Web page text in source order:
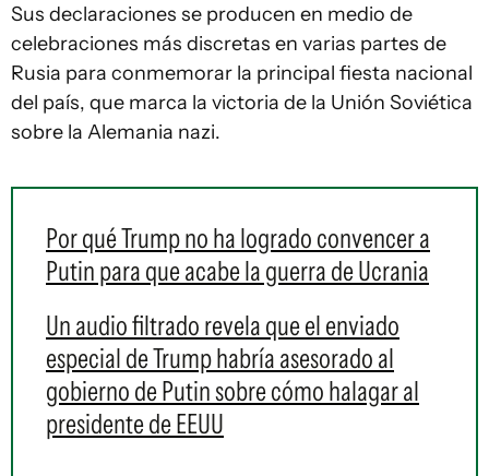
Sus declaraciones se producen en medio de
celebraciones más discretas en varias partes de
Rusia para conmemorar la principal fiesta nacional
del país, que marca la victoria de la Unión Soviética
sobre la Alemania nazi.
Por qué Trump no ha logrado convencer a
Putin para que acabe la guerra de Ucrania
Un audio filtrado revela que el enviado
especial de Trump habría asesorado al
gobierno de Putin sobre cómo halagar al
presidente de EEUU